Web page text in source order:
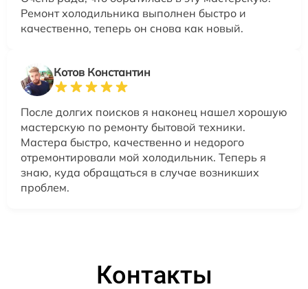
Ремонт холодильника выполнен быстро и
качественно, теперь он снова как новый.
Котов Константин
После долгих поисков я наконец нашел хорошую
мастерскую по ремонту бытовой техники.
Мастера быстро, качественно и недорого
отремонтировали мой холодильник. Теперь я
знаю, куда обращаться в случае возникших
проблем.
Контакты